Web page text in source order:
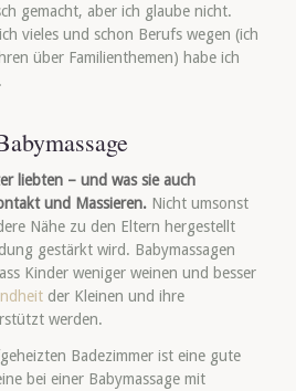
gemacht, aber ich glaube nicht.
vieles und schon Berufs wegen (ich
über Familienthemen) habe ich
liebten – und was sie auch
und Massieren.Nicht umsonst
Nähe zu den Eltern hergestellt
gestärkt wird. Babymassagen
Kinder weniger weinen und besser
der Kleinen und ihre
werden.
Badezimmer ist eine gute
bei einer Babymassage mit